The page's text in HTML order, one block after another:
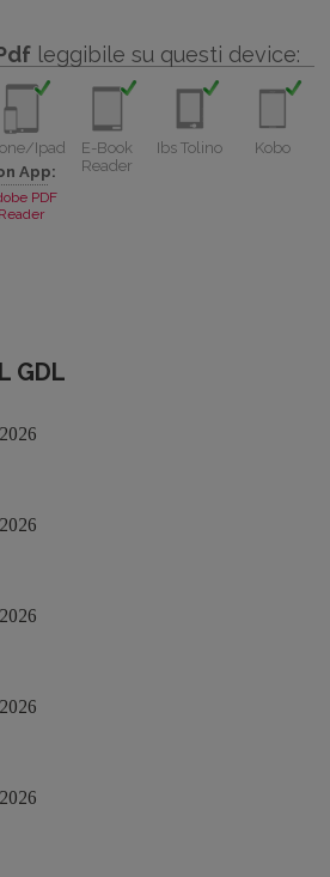
leggibile su questi device:
Ipad
App:
PDF
Reader
E-Book
Reader
Ibs Tolino Kobo
GDL